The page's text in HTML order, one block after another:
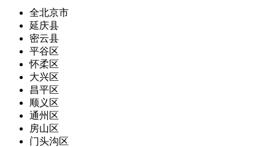
全北京市
延庆县
密云县
平谷区
怀柔区
大兴区
昌平区
顺义区
通州区
房山区
门头沟区